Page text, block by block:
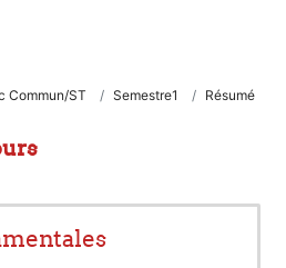
Commun/ST Semestre1 Résumé